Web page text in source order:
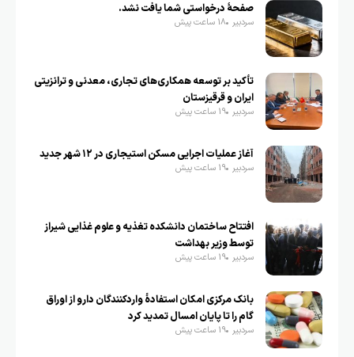
صفحهٔ درخواستی شما یافت نشد.
سردبیر 18 ساعت پیش
تأکید بر توسعه همکاری‌های تجاری، معدنی و ترانزیتی
ایران و قرقیزستان
سردبیر 19 ساعت پیش
آغاز عملیات اجرایی مسکن استیجاری در ۱۲ شهر جدید
سردبیر 19 ساعت پیش
افتتاح ساختمان دانشکده تغذیه و علوم غذایی شیراز
توسط وزیر بهداشت
سردبیر 19 ساعت پیش
بانک مرکزی امکان استفادۀ واردکنندگان دارو از اوراق
گام را تا پایان امسال تمدید کرد
سردبیر 19 ساعت پیش